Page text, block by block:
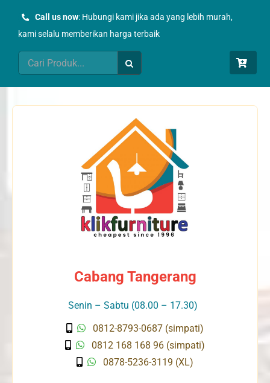
Call us now: Hubungi kami jika ada yang lebih murah,
kami selalu memberikan harga terbaik
Search
for:
Cabang Tangerang
Senin – Sabtu (08.00 – 17.30)
0812-8793-0687 (simpati)
0812 168 168 96 (simpati)
0878-5236-3119 (XL)